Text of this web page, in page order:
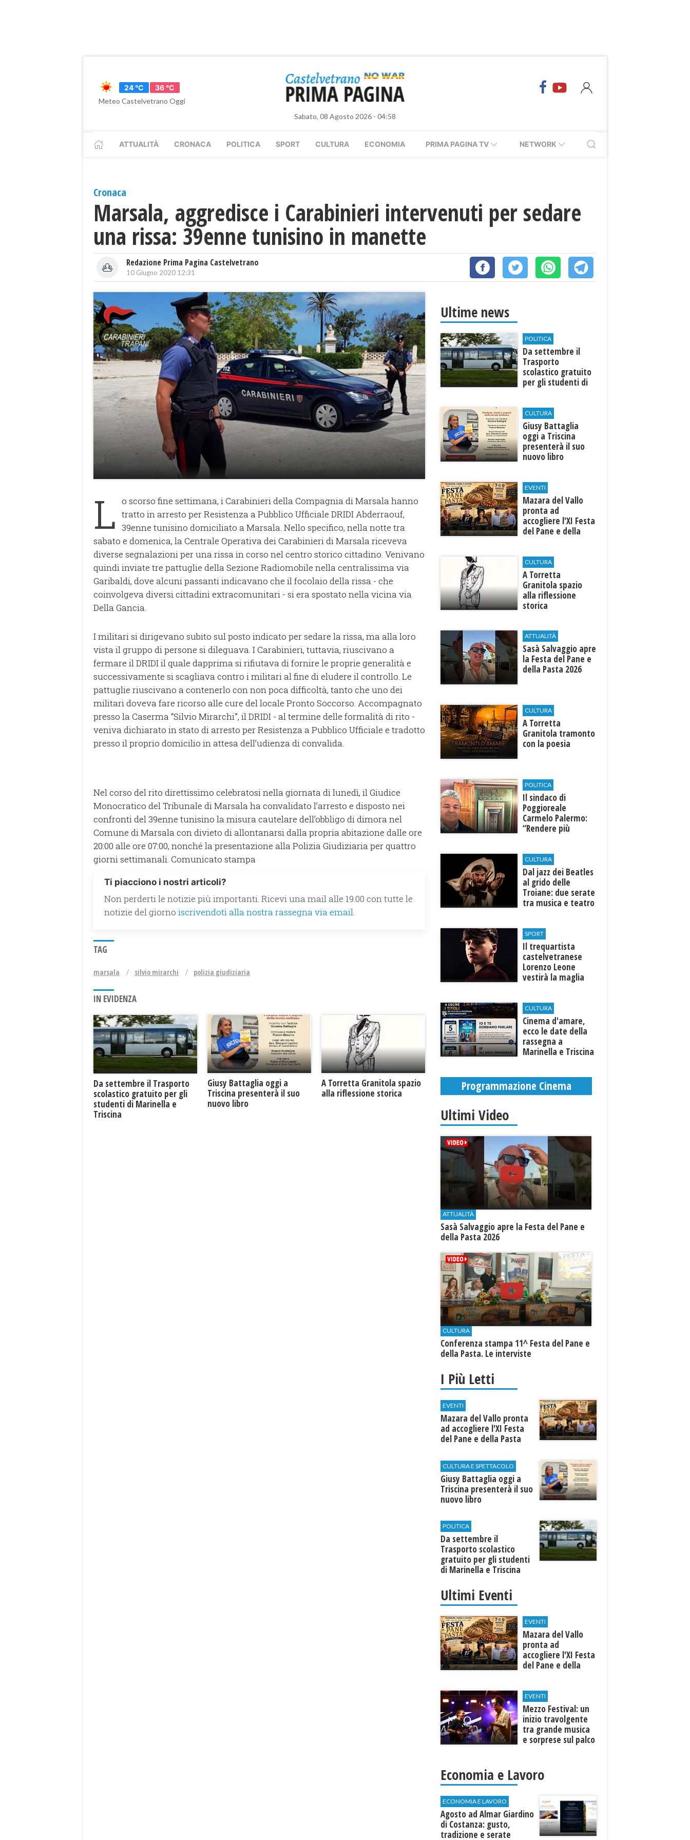
24 °C
36 °C
Meteo Castelvetrano Oggi
Sabato, 08 Agosto 2026 - 04:58
ATTUALITÀ CRONACA POLITICA SPORT CULTURA ECONOMIA PRIMA PAGINA TV NETWORK
Cronaca
Marsala, aggredisce i Carabinieri intervenuti per sedare
una rissa: 39enne tunisino in manette
Redazione Prima Pagina Castelvetrano
10 Giugno 2020 12:31
L o scorso fine settimana, i Carabinieri della Compagnia di Marsala hanno
tratto in arresto per Resistenza a Pubblico Ufficiale DRIDI Abderraouf,
39enne tunisino domiciliato a Marsala. Nello specifico, nella notte tra
sabato e domenica, la Centrale Operativa dei Carabinieri di Marsala riceveva
diverse segnalazioni per una rissa in corso nel centro storico cittadino. Venivano
quindi inviate tre pattuglie della Sezione Radiomobile nella centralissima via
Garibaldi, dove alcuni passanti indicavano che il focolaio della rissa - che
coinvolgeva diversi cittadini extracomunitari - si era spostato nella vicina via
Della Gancia.
I militari si dirigevano subito sul posto indicato per sedare la rissa, ma alla loro
vista il gruppo di persone si dileguava. I Carabinieri, tuttavia, riuscivano a
fermare il DRIDI il quale dapprima si rifiutava di fornire le proprie generalità e
successivamente si scagliava contro i militari al fine di eludere il controllo. Le
pattuglie riuscivano a contenerlo con non poca difficoltà, tanto che uno dei
militari doveva fare ricorso alle cure del locale Pronto Soccorso. Accompagnato
presso la Caserma “Silvio Mirarchi”, il DRIDI - al termine delle formalità di rito -
veniva dichiarato in stato di arresto per Resistenza a Pubblico Ufficiale e tradotto
presso il proprio domicilio in attesa dell’udienza di convalida.
Nel corso del rito direttissimo celebratosi nella giornata di lunedì, il Giudice
Monocratico del Tribunale di Marsala ha convalidato l’arresto e disposto nei
confronti del 39enne tunisino la misura cautelare dell’obbligo di dimora nel
Comune di Marsala con divieto di allontanarsi dalla propria abitazione dalle ore
20:00 alle ore 07:00, nonché la presentazione alla Polizia Giudiziaria per quattro
giorni settimanali. Comunicato stampa
Ti piacciono i nostri articoli?
Non perderti le notizie più importanti. Ricevi una mail alle 19.00 con tutte le
notizie del giorno iscrivendoti alla nostra rassegna via email.
TAG
marsala silvio mirarchi polizia giudiziaria
IN EVIDENZA
Da settembre il Trasporto
scolastico gratuito per gli
studenti di Marinella e
Triscina
Giusy Battaglia oggi a
Triscina presenterà il suo
nuovo libro
​A Torretta Granitola spazio
alla riflessione storica
Ultime news
POLITICA
Da settembre il
Trasporto
scolastico gratuito
per gli studenti di
CULTURA
Giusy Battaglia
oggi a Triscina
presenterà il suo
nuovo libro
EVENTI
Mazara del Vallo
pronta ad
accogliere l'XI Festa
del Pane e della
CULTURA
​A Torretta
Granitola spazio
alla riflessione
storica
ATTUALITÀ
Sasà Salvaggio apre
la Festa del Pane e
della Pasta 2026
CULTURA
​A Torretta
Granitola tramonto
con la poesia
POLITICA
Il sindaco di
Poggioreale
Carmelo Palermo:
“Rendere più
Castelvetrano."
CULTURA
Dal jazz dei Beatles
al grido delle
Troiane: due serate
tra musica e teatro
SPORT
Il trequartista
castelvetranese
Lorenzo Leone
vestirà la maglia
CULTURA
Cinema d'amare,
ecco le date della
rassegna a
Marinella e Triscina
Programmazione Cinema
Ultimi Video
ATTUALITÀ
Sasà Salvaggio apre la Festa del Pane e
della Pasta 2026
CULTURA
Conferenza stampa 11^ Festa del Pane e
della Pasta. Le interviste
I Più Letti
EVENTI
Mazara del Vallo pronta
ad accogliere l'XI Festa
del Pane e della Pasta
CULTURA E SPETTACOLO
Giusy Battaglia oggi a
Triscina presenterà il suo
nuovo libro
POLITICA
Da settembre il
Trasporto scolastico
gratuito per gli studenti
di Marinella e Triscina
Ultimi Eventi
EVENTI
Mazara del Vallo
pronta ad
accogliere l'XI Festa
del Pane e della
EVENTI
Mezzo Festival: un
inizio travolgente
tra grande musica
e sorprese sul palco
Economia e Lavoro
ECONOMIA E LAVORO
Agosto ad Almar Giardino
di Costanza: gusto,
tradizione e serate